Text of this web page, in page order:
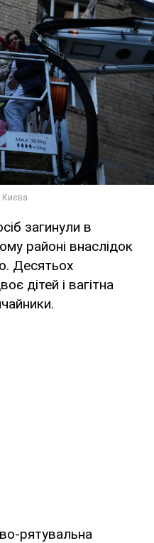
загинули в
районі внаслідок
Десятьох
дітей і вагітна
рятувальна